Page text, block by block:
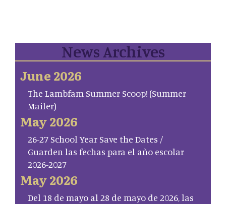
News Archives
June 2026
The Lambfam Summer Scoop! (Summer
Mailer)
May 2026
26-27 School Year Save the Dates /
Guarden las fechas para el año escolar
2026-2027
May 2026
Del 18 de mayo al 28 de mayo de 2026, las